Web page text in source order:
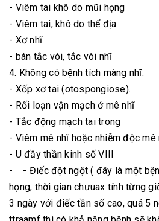
- Viêm tai khô do mũi họng
- Viêm tai, khô do thể địa
- Xơ nhĩ.
- bán tắc vòi, tắc vòi nhĩ
4. Không có bệnh tích màng nhĩ:
- Xốp xơ tai (otospongiose).
- Rối loạn vận mạch ở mê nhĩ
- Tắc động mạch tai trong
- Viêm mê nhĩ hoặc nhiễm độc mê
- U đầy thần kinh số VIII
- - Điếc đột ngột ( đây là một
họng, thời gian chưuax tính từng
3 ngày với điếc tần số cao, quá 5